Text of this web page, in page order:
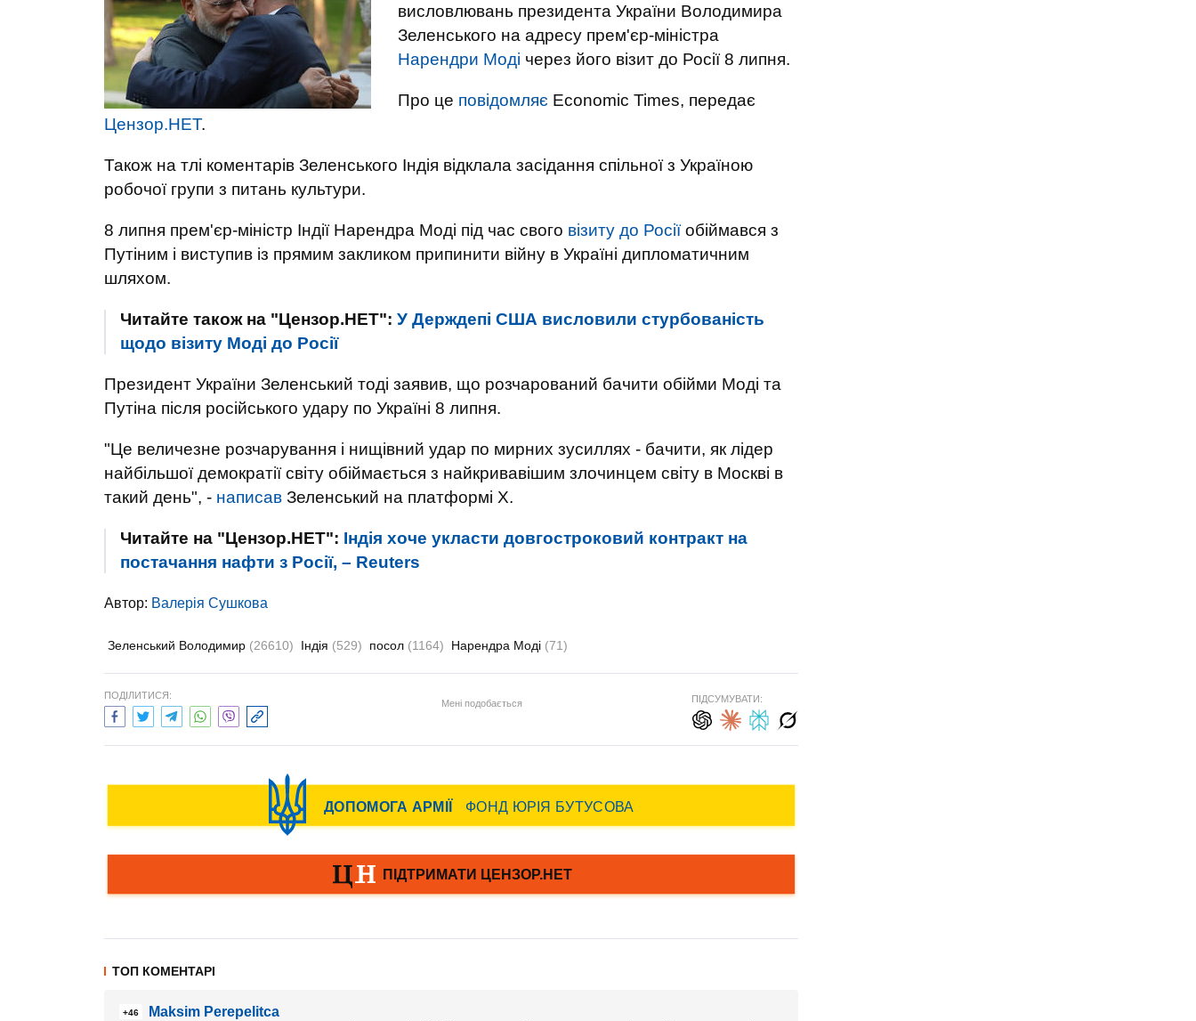
висловлювань президента України Володимира
Зеленського на адресу прем'єр-міністра
Нарендри Моді через його візит до Росії 8 липня.
Про це повідомляє Economic Times, передає
Цензор.НЕТ.
Також на тлі коментарів Зеленського Індія відклала засідання спільної з Україною
робочої групи з питань культури.
8 липня прем'єр-міністр Індії Нарендра Моді під час свого візиту до Росіїобіймався з
Путіним і виступив із прямим закликом припинити війну в Україні дипломатичним
шляхом.
Читайте також на "Цензор.НЕТ": У Держдепі США висловили стурбованість
щодо візиту Моді до Росії
Президент України Зеленський тоді заявив, що розчарований бачити обійми Моді та
Путіна після російського удару по Україні 8 липня.
"Це величезне розчарування і нищівний удар по мирних зусиллях - бачити, як лідер
найбільшої демократії світу обіймається з найкривавішим злочинцем світу в Москві в
такий день", - написав Зеленський на платформі Х.
Читайте на "Цензор.НЕТ": Індія хоче укласти довгостроковий контракт на
постачання нафти з Росії, – Reuters
Автор: Валерiя Сушкова
Зеленський Володимир (26610) Індія (529) посол (1164) Нарендра Моді (71)
ПОДІЛИТИСЯ:
Мені подобається ПІДСУМУВАТИ:
ТОП КОМЕНТАРІ
+46
Maksim Perepelitca